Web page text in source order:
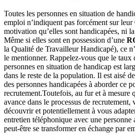
Toutes les personnes en situation de
emploi n’indiquent pas forcément sur
motivation qu’elles sont handicapées, ni
Même si elles sont en possession d’une
la Qualité de Travailleur Handicapé), ce
le mentionner. Rappelez-vous que le taux
personnes en situation de handicap est
dans le reste de la population. Il est aisé
des personnes handicapées à aborder ce
recrutement.Toutefois, au fur et à mesure
avance dans le processus de recrutement,
découvrir et potentiellement à vous
entretien téléphonique avec une personne
peut-être se transformer en échange par